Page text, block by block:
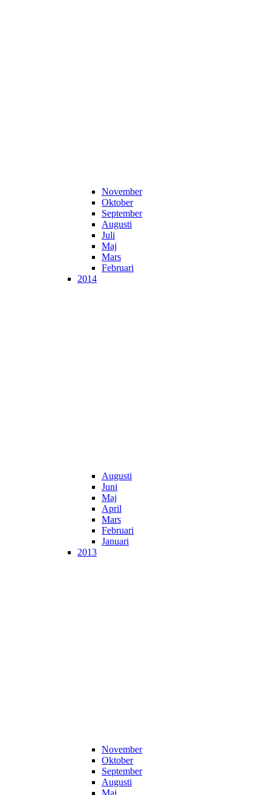
November
Oktober
September
Augusti
Juli
Maj
Mars
Februari
2014
Augusti
Juni
Maj
April
Mars
Februari
Januari
2013
November
Oktober
September
Augusti
Maj